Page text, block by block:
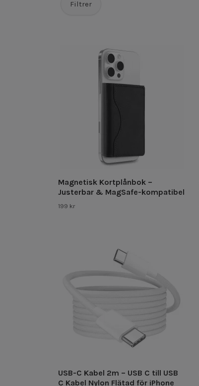
Filtrer
Magnetisk Kortplånbok –
Justerbar & MagSafe-kompatibel
199 kr
USB-C Kabel 2m – USB C till USB
C Kabel Nylon Flätad för iPhone